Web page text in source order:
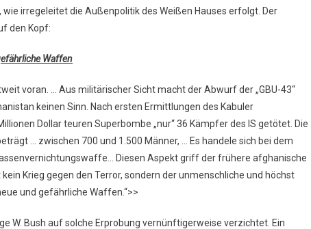
irregeleitet die Außenpolitik des Weißen Hauses erfolgt. Der
den Kopf:
Waffen
voran. … Aus militärischer Sicht macht der Abwurf der „GBU-43“
keinen Sinn. Nach ersten Ermittlungen des Kabuler
Dollar teuren Superbombe „nur“ 36 Kämpfer des IS getötet. Die
… zwischen 700 und 1.500 Männer, … Es handele sich bei dem
Diesen Aspekt griff der frühere afghanische
Krieg gegen den Terror, sondern der unmenschliche und höchst
und gefährliche Waffen.“>>
W. Bush auf solche Erprobung vernünftigerweise verzichtet. Ein